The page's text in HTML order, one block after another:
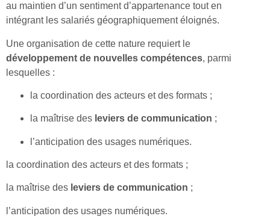
au maintien d’un sentiment d’appartenance tout en
intégrant les salariés géographiquement éloignés.
Une organisation de cette nature requiert le
développement de nouvelles compétences, parmi
lesquelles :
la coordination des acteurs et des formats ;
la maîtrise des leviers de communication ;
l’anticipation des usages numériques.
la coordination des acteurs et des formats ;
la maîtrise des leviers de communication ;
l’anticipation des usages numériques.